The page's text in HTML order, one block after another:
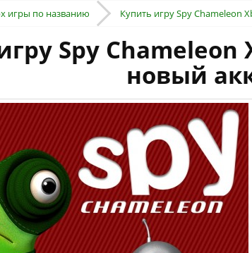
игры по названию Купить игру Spy Chameleon
Spy Chameleon
новый